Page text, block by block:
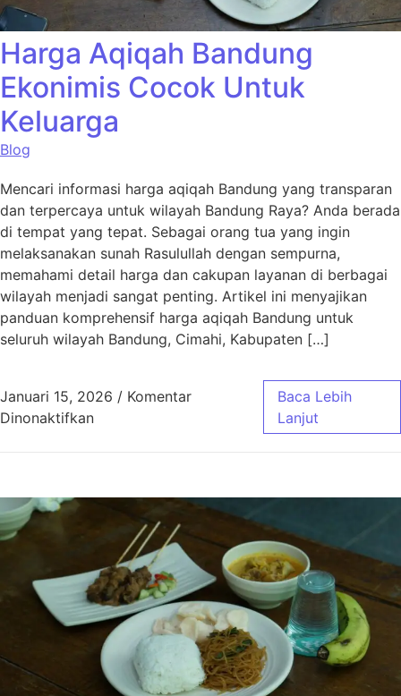
Harga Aqiqah Bandung
Ekonimis Cocok Untuk
Keluarga
Blog
Mencari informasi harga aqiqah Bandung yang transparan
dan terpercaya untuk wilayah Bandung Raya? Anda berada
di tempat yang tepat. Sebagai orang tua yang ingin
melaksanakan sunah Rasulullah dengan sempurna,
memahami detail harga dan cakupan layanan di berbagai
wilayah menjadi sangat penting. Artikel ini menyajikan
panduan komprehensif harga aqiqah Bandung untuk
seluruh wilayah Bandung, Cimahi, Kabupaten […]
Januari 15, 2026 / Komentar
Dinonaktifkanpada Harga Aqiqah Bandung Ekonimis
Baca Lebih
Lanjut